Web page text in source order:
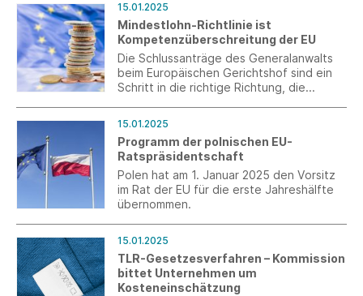
Umstände vorliegen, die zwar für sich
betrachtet unverfänglich sein mögen, in
der Gesamtschau aber ernsthafte Zweifel
am Beweiswert der Bescheinigung
begründen.
15.01.2025
Mindestlohn-Richtlinie ist
Kompetenzüberschreitung der EU
Die Schlussanträge des Generalanwalts
beim Europäischen Gerichtshof sind ein
Schritt in die richtige Richtung, die
auszubremsen.
15.01.2025
Programm der polnischen EU-
Ratspräsidentschaft
Polen hat am 1. Januar 2025 den Vorsitz
im Rat der EU für die erste Jahreshälfte
übernommen.
15.01.2025
TLR-Gesetzesverfahren – Kommission
bittet Unternehmen um
Kosteneinschätzung